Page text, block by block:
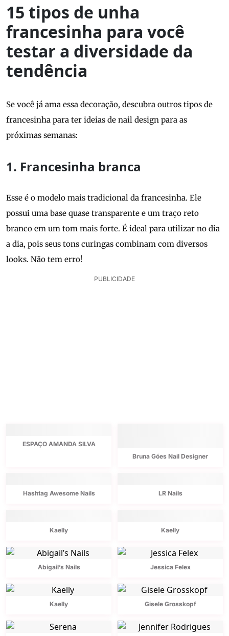
15 tipos de unha
francesinha para você
testar a diversidade da
tendência
Se você já ama essa decoração, descubra outros tipos de
francesinha para ter ideias de nail design para as
próximas semanas:
1. Francesinha branca
Esse é o modelo mais tradicional da francesinha. Ele
possui uma base quase transparente e um traço reto
branco em um tom mais forte. É ideal para utilizar no dia
a dia, pois seus tons curingas combinam com diversos
looks. Não tem erro!
PUBLICIDADE
ESPAÇO AMANDA SILVA
Bruna Góes Nail Designer
Hashtag Awesome Nails LR Nails
Kaelly Kaelly
Abigail’s Nails Jessica Felex
Kaelly Gisele Grosskopf